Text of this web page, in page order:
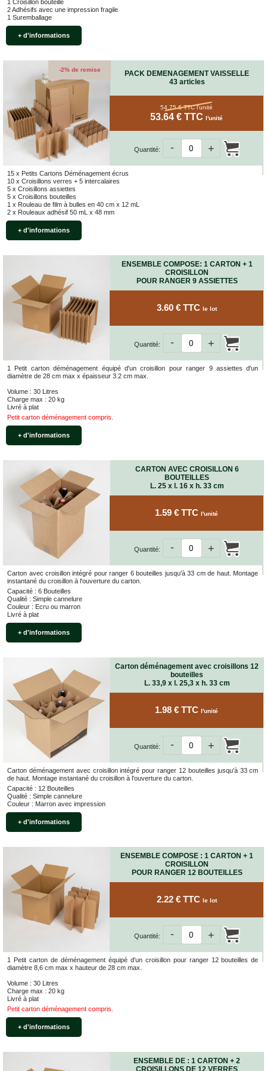
BOÎTES
ARCHIVES
CARTONS
Barrels
Cartons
Base
Carrée
Cartons
Base
Rectangulaire
Cartons
Télescopiques
FIN
DE
SÉRIE
FOURNITURES
DÉMÉNAGEMENT
PROTECTIONS
CALAGES
Films
Mousse
Films
Bulles
Kraft
Pochettes
bulles
Housses
Protection
fourre-
sachet
quincaillerie
Angles,
Manchons,
Chips
Croisillons
Vaisselles
Films
Étirables
ondulés,
Papiers
kraft,
Macules
COUVERTURES
Couvertures
Déménagement
Classiques
Couvertures
Déménagement
Tissées
Bracelets
Caoutchouc
Déménageurs
ADHÉSIFS
ACCESSOIRES
Sangles,
Tendeurs,
Ficelles
et
Bracelets
de
Déménagement
Cadenas
Couteaux
sécurité
et
cutters
D'EXPÉDITION
1 Croisillon bouteille
2 Adhésifs avec une impression fragile
1 Suremballage
+ d'informations
PACK DEMENAGEMENT VAISSELLE
43 articles
15 x Petits Cartons Déménagement écrus
10 x Croisillons verres + 5 intercalaires
5 x Croisillons assiettes
5 x Croisillons bouteilles
1 x Rouleau de film à bulles en 40 cm x 12 mL
2 x Rouleaux adhésif 50 mL x 48 mm
+ d'informations
54.75 € TTCl'unité
53.64 € TTC l'unité
-2% de remise
Quantité: +
-
ENSEMBLE COMPOSE: 1 CARTON + 1
CROISILLON
POUR RANGER 9 ASSIETTES
1 Petit carton déménagement équipé d'un croisillon pour ranger 9 assiettes d'un
diamètre de 28 cm max x épaisseur 3.2 cm max.
Volume : 30 Litres
Charge max : 20 kg
Livré à plat
Petit carton déménagement compris.
+ d'informations
3.60 € TTC le lot
Quantité: +
-
CARTON AVEC CROISILLON 6
BOUTEILLES
L. 25 x l. 16 x h. 33 cm
Carton avec croisillon intégré pour ranger 6 bouteilles jusqu'à 33 cm de haut. Montage
instantané du croisillon à l'ouverture du carton.
Capacité : 6 Bouteilles
Qualité : Simple cannelure
Couleur : Ecru ou marron
Livré à plat
+ d'informations
1.59 € TTC l'unité
Quantité: +
-
Carton déménagement avec croisillons 12
bouteilles
L. 33,9 x l. 25,3 x h. 33 cm
Carton déménagement avec croisillon intégré pour ranger 12 bouteilles jusqu'à 33 cm
de haut. Montage instantané du croisillon à l'ouverture du carton.
Capacité : 12 Bouteilles
Qualité : Simple cannelure
Couleur : Marron avec impression
+ d'informations
1.98 € TTC l'unité
Quantité: +
-
ENSEMBLE COMPOSE : 1 CARTON + 1
CROISILLON
POUR RANGER 12 BOUTEILLES
1 Petit carton de déménagement équipé d'un croisillon pour ranger 12 bouteilles de
diamètre 8,6 cm max x hauteur de 28 cm max.
Volume : 30 Litres
Charge max : 20 kg
Livré à plat
Petit carton déménagement compris.
+ d'informations
2.22 € TTC le lot
Quantité: +
-
ENSEMBLE DE : 1 CARTON + 2
CROISILLONS DE 12 VERRES